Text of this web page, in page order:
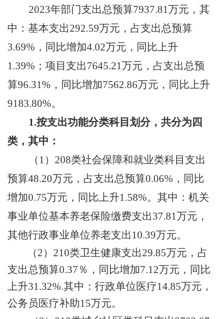
2023年部门支出总预算7937.81万元，其
中：基本支出292.59万元，占支出总预算
3.69%， 同比增加4.02万元，同比上升
1.39% ；项目支出7645.21万元，占支出总预
算96.31%， 同比增加7562.86万元，同比上升
9183.80%。
1.按支出功能分类科目划分，共分为 四
类， 其中：
（ 1） 208类社会保障和就业类科目支出
预算48.20万元，占支出总预算0.06%，同比
增加0.75万元， 同比上升1.58%。 其中：机关
事业单位基本养老保险缴费支出37.81万元，
其他行政事业单位养老支出10.39万元。
（2） 210类卫生健康支出29.85万元，占
支出总预算0.37 ％，同比增加7.12万元， 同比
上升31.32%.其中：行政单位医疗14.85万元，
公务员医疗补助15万元。